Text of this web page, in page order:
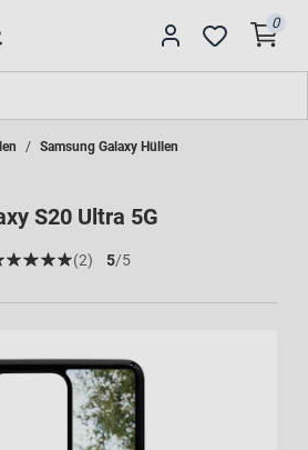
0
Samsung Galaxy Hüllen
S20 Ultra 5G
(2) 5/5